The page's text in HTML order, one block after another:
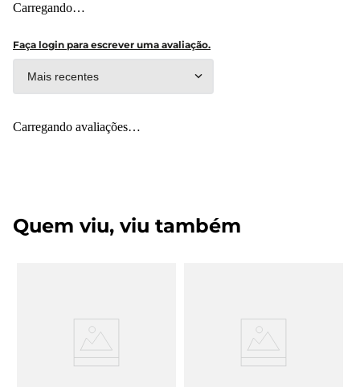
Carregando…
Faça login para escrever uma avaliação.
Mais recentes
Carregando avaliações…
Quem viu, viu também